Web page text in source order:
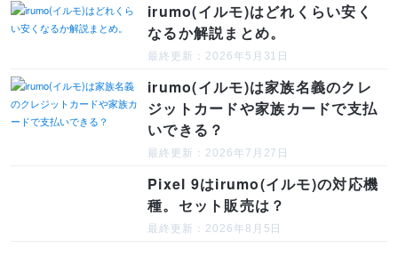
irumo(イルモ)はどれくらい安く
なるか解説まとめ。
最終更新：2026年5月31日
irumo(イルモ)は家族名義のクレ
ジットカードや家族カードで支払
いできる？
最終更新：2026年7月27日
Pixel 9はirumo(イルモ)の対応機
種。セット販売は？
最終更新：2026年8月5日